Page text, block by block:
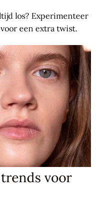
los? Experimenteer
een extra twist.
voor